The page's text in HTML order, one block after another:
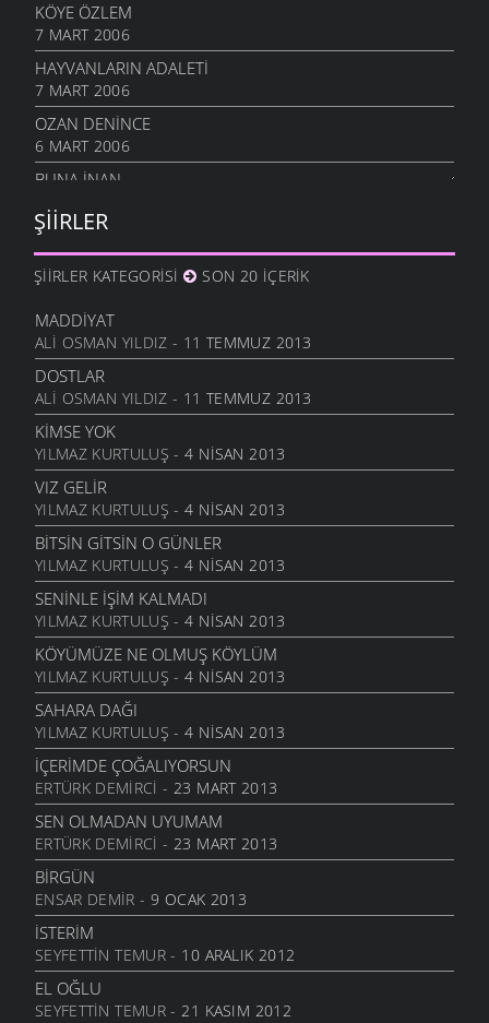
KÖYE ÖZLEM
7 MART 2006
HAYVANLARIN ADALETI
7 MART 2006
OZAN DENINCE
6 MART 2006
BUNA İNAN
NASIL OLUR
6 MART 2006
İHTIYAR İNSAN
6 MART 2006
SEVGI ÜSTÜNE
6 MART 2006
ANLATAMADIK
6 MART 2006
GEL
6 MART 2006
ANNE
6 MART 2006
NATAŞA
6 MART 2006
ACABA
6 MART 2006
DOLUDUR
6 MART 2006
DAHASI VAR
6 MART 2006
ÖĞRETMENI GÖR
6 MART 2006
ÇORUH
6 MART 2006
SANA MUHTACIM
6 MART 2006
KALMADI
6 MART 2006
DÖRT İŞLEM
ŞIIRLER
ŞIIRLER KATEGORISI SON 20 İÇERIK
MADDIYAT
ALI OSMAN YILDIZ - 11 TEMMUZ 2013
DOSTLAR
ALI OSMAN YILDIZ - 11 TEMMUZ 2013
KIMSE YOK
YILMAZ KURTULUŞ - 4 NISAN 2013
VIZ GELIR
YILMAZ KURTULUŞ - 4 NISAN 2013
BITSIN GITSIN O GÜNLER
YILMAZ KURTULUŞ - 4 NISAN 2013
SENINLE İŞIM KALMADI
YILMAZ KURTULUŞ - 4 NISAN 2013
KÖYÜMÜZE NE OLMUŞ KÖYLÜM
YILMAZ KURTULUŞ - 4 NISAN 2013
SAHARA DAĞI
YILMAZ KURTULUŞ - 4 NISAN 2013
İÇERIMDE ÇOĞALIYORSUN
ERTÜRK DEMIRCI - 23 MART 2013
SEN OLMADAN UYUMAM
ERTÜRK DEMIRCI - 23 MART 2013
BIRGÜN
ENSAR DEMIR - 9 OCAK 2013
İSTERIM
SEYFETTIN TEMUR- 10 ARALIK 2012
EL OĞLU
SEYFETTIN TEMUR- 21 KASIM 2012